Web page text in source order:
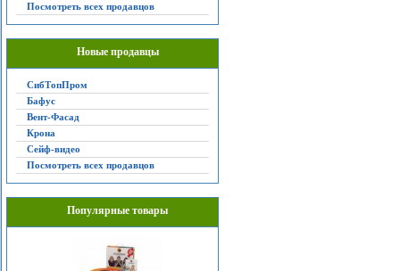
Посмотреть всех продавцов
Новые продавцы
СибТопПром
Бафус
Вент-Фасад
Крона
Сейф-видео
Посмотреть всех продавцов
Популярные товары